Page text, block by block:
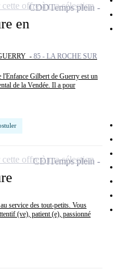
en
- 85 - LA ROCHE SUR
Gilbert de Guerry est un
de la Vendée. Il a pour
CDDTemps plein
offre à ma sélection
service des tout-petits. Vous
(ve), patient (e), passionné
CDITemps plein
offre à ma sélection